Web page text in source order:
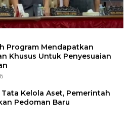
Program Mendapatkan
Khusus Untuk Penyesuaian
Kelola Aset, Pemerintah
Pedoman Baru